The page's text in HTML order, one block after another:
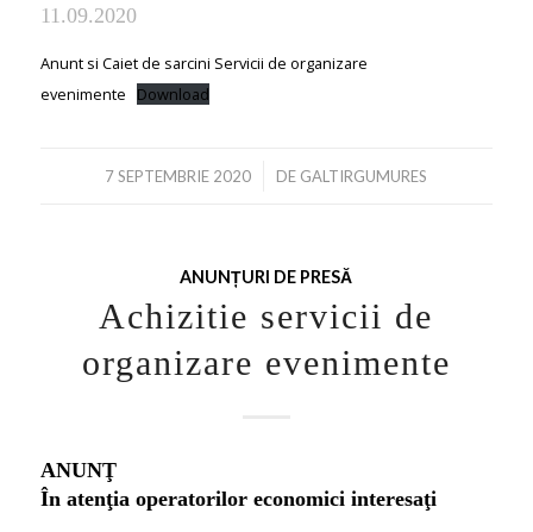
11.09.2020
Anunt si Caiet de sarcini Servicii de organizare
evenimente
Download
7 SEPTEMBRIE 2020
/ DE GALTIRGUMURES
ANUNȚURI DE PRESĂ
Achizitie servicii de
organizare evenimente
ANUNŢ
În atenţia operatorilor economici interesaţi